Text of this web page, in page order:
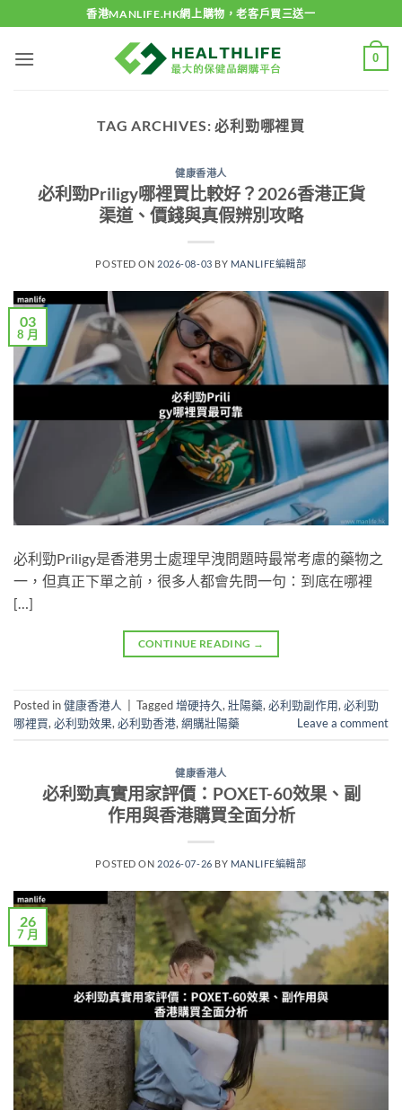
to
content
香港MANLIFE.HK網上購物，老客戶買三送一
0
TAG ARCHIVES:必利勁哪裡買
健康香港人
必利勁Priligy哪裡買比較好？2026香港正貨
渠道、價錢與真假辨別攻略
POSTED ON 2026-08-03 BY MANLIFE編輯部
03
8 月
必利勁Priligy是香港男士處理早洩問題時最常考慮的藥物之
一，但真正下單之前，很多人都會先問一句：到底在哪裡
[…]
CONTINUE READING →
Posted in健康香港人 Tagged增硬持久,壯陽藥,必利勁副作用,必利勁
哪裡買,必利勁效果,必利勁香港,網購壯陽藥 Leave a comment
健康香港人
必利勁真實用家評價：POXET-60效果、副
作用與香港購買全面分析
POSTED ON 2026-07-26 BY MANLIFE編輯部
26
7 月